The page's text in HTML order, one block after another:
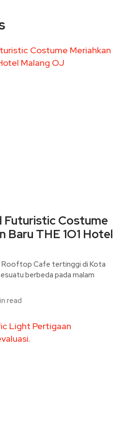
Futuristic Costume
Baru THE 1O1 Hotel
Cafe tertinggi di Kota
berbeda pada malam
read